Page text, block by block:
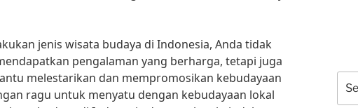
jenis wisata budaya di Indonesia, Anda tidak
pengalaman yang berharga, tetapi juga
melestarikan dan mempromosikan kebudayaan
ragu untuk menyatu dengan kebudayaan lokal
for: